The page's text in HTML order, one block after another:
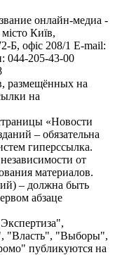
онлайн-медиа -
Київ,
офіс 208/1 E-mail:
044-205-43-00
размещённых на
на
«Новости
– обязательна
гиперссылка.
от
материалов.
– должна быть
абзаце
"Власть", "Выборы",
публикуются на